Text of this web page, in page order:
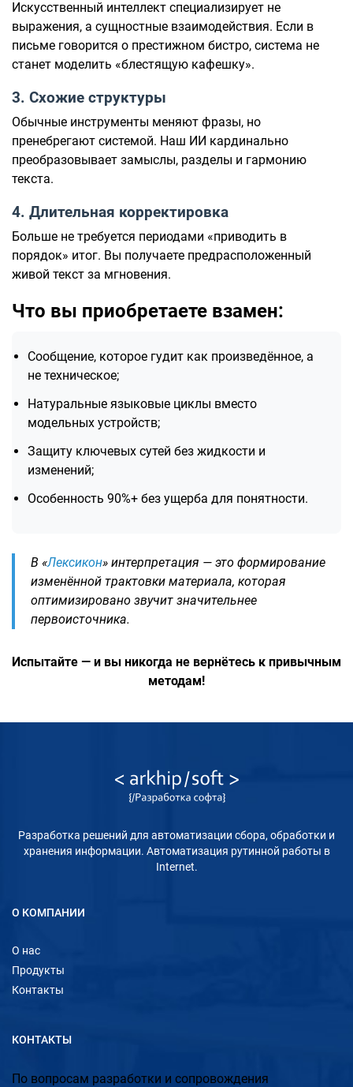
Искусственный интеллект специализирует не
выражения, а сущностные взаимодействия. Если в
письме говорится о престижном бистро, система не
станет моделить «блестящую кафешку».
3. Схожие структуры
Обычные инструменты меняют фразы, но
пренебрегают системой. Наш ИИ кардинально
преобразовывает замыслы, разделы и гармонию
текста.
4. Длительная корректировка
Больше не требуется периодами «приводить в
порядок» итог. Вы получаете предрасположенный
живой текст за мгновения.
Что вы приобретаете взамен:
Сообщение, которое гудит как произведённое, а
не техническое;
Натуральные языковые циклы вместо
модельных устройств;
Защиту ключевых сутей без жидкости и
изменений;
Особенность 90%+ без ущерба для понятности.
В «Лексикон» интерпретация — это формирование
изменённой трактовки материала, которая
оптимизировано звучит значительнее
первоисточника.
Испытайте — и вы никогда не вернётесь к привычным
методам!
Разработка решений для автоматизации сбора, обработки и
хранения информации. Автоматизация рутинной работы в
Internet.
О КОМПАНИИ
О нас
Продукты
Контакты
КОНТАКТЫ
По вопросам разработки и сопровождения